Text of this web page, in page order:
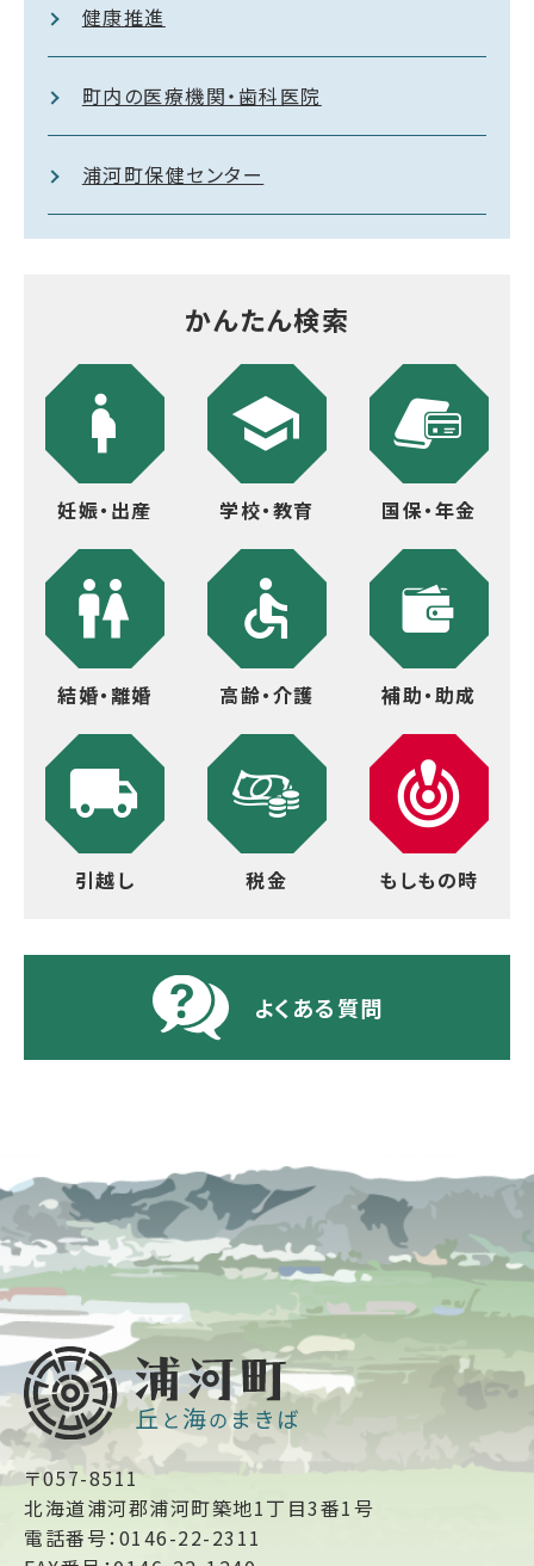
健康推進
町内の医療機関・歯科医院
浦河町保健センター
かんたん検索
妊娠・出産 学校・教育 国保・年金
結婚・離婚 高齢・介護 補助・助成
引越し 税金 もしもの時
よくある質問
〒057-8511
北海道浦河郡浦河町築地1丁目3番1号
電話番号：0146-22-2311